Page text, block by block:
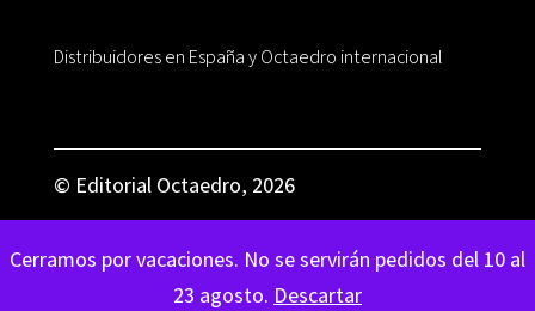
Cerramos por vacaciones. No se servirán pedidos del 10 al
23 agosto. Descartar
Distribuidores en España y Octaedro internacional
© Editorial Octaedro, 2026